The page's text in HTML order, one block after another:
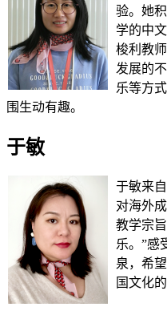
验。她
学的中
梭利教
发展的
乐等方
围生动有趣。
于敏
于敏来
对海外
教学宗
乐。”感
泉，希
国文化